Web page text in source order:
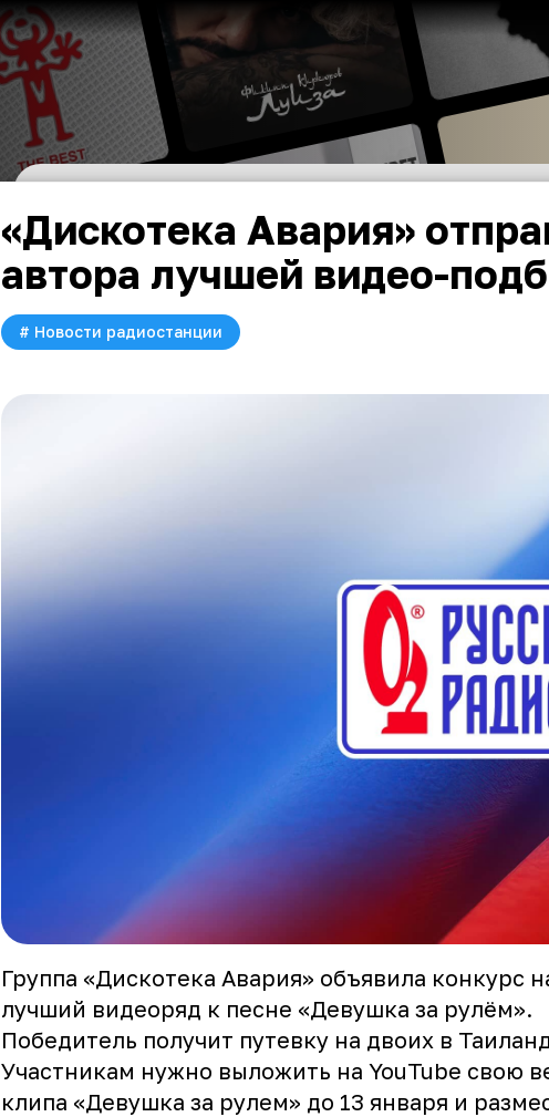
«Дискотека Авария»
автора лучшей видео-
# Новости радиостанции
Группа «Дискотека Авария» объявила конкурс
лучший видеоряд к песне «Девушка за рулём».
Победитель получит путевку на двоих в
Участникам нужно выложить на YouTube свою
клипа «Девушка за рулем» до 13 января и